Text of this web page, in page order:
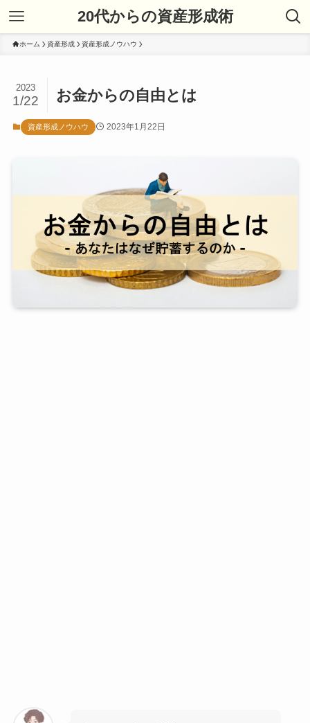
20代からの資産形成術
ホーム 資産形成 資産形成ノウハウ
お金からの自由とは
2023
1/22
資産形成ノウハウ 2023年1月22日